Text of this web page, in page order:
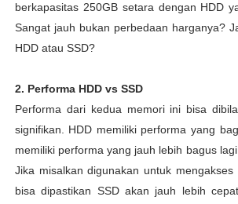
berkapasitas 250GB setara dengan HDD
Sangat jauh bukan perbedaan harganya?
HDD atau SSD?
2. Performa HDD vs SSD
Performa dari kedua memori ini bisa
signifikan. HDD memiliki performa yang
memiliki performa yang jauh lebih bagus
Jika misalkan digunakan untuk
bisa dipastikan SSD akan jauh lebih